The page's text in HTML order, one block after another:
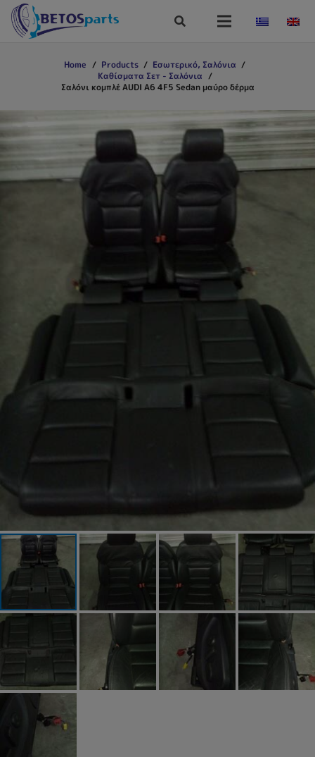
Home / Products / Εσωτερικό, Σαλόνια /
Καθίσματα Σετ - Σαλόνια /
Σαλόνι κομπλέ AUDI A6 4F5 Sedan μαύρο δέρμα